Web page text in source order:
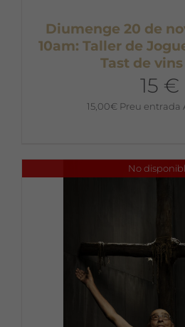
Diumenge 20 de
10am: Taller de
Tast de
15 €
15,00€ Preu entrada
No